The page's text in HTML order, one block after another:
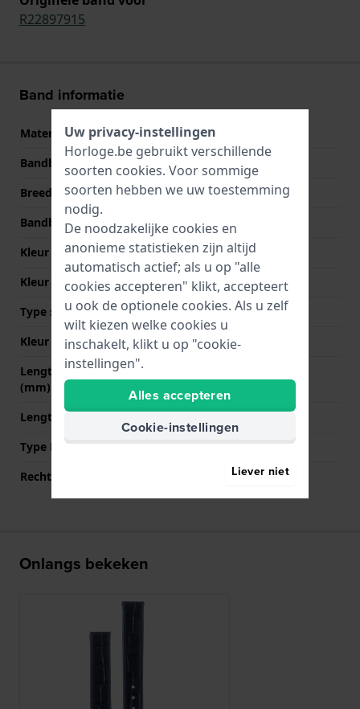
R22897915
Band informatie
Materiaal Band
Leer
Bandbreedte
Breedte bandaanzet
13 mm
Bandbreedte bij sluiting
12 mm
Kleur Band
Blauw
Kleur stiksel
Blauw
Type sluiting
Geen
Kleur sluiting
NVT
Lengte band op 12 uur
(mm)
Lengte band op 6 uur (mm) 110 mm
Type Bevestiging
Bandpennen
Rechte aanzet
Onlangs bekeken
Uw privacy-instellingen
Horloge.be gebruikt verschillende
soorten cookies. Voor sommige
soorten hebben we uw toestemming
nodig.
De noodzakelijke cookies en
anonieme statistieken zijn altijd
automatisch actief; als u op "alle
cookies accepteren" klikt, accepteert
u ook de optionele cookies. Als u zelf
wilt kiezen welke cookies u
inschakelt, klikt u op "cookie-
instellingen".
Alles accepteren
Cookie-instellingen
Liever niet